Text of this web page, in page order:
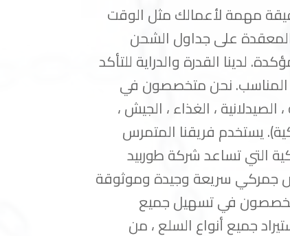
مهمة لأعمالك مثل الوقت
المعقدة على جداول الشحن
لدينا القدرة والدراية للتأكد
المناسب. نحن متخصصون في
، الغذاء ، الجيش ،
يستخدم فريقنا المتمرس
التي تساعد شركة طوربيد
جمركي سريعة وجيدة وموثوقة
في تسهيل جميع
جميع أنواع السلع ، من